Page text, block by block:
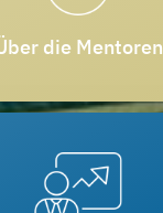
die Mentoren